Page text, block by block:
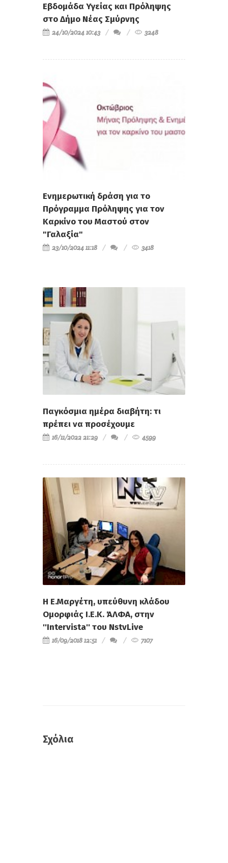
Εβδομάδα Υγείας και Πρόληψης
στο Δήμο Νέας Σμύρνης
24/10/2024 10:43 3248
Ενημερωτική δράση για το
Πρόγραμμα Πρόληψης για τον
Καρκίνο του Μαστού στον
"Γαλαξία"
23/10/2024 11:18 3418
Παγκόσμια ημέρα διαβήτη: τι
πρέπει να προσέχουμε
16/11/2022 21:29 4599
H Ε.Μαργέτη, υπεύθυνη κλάδου
Ομορφιάς Ι.Ε.Κ. ΆΛΦΑ, στην
''Intervista'' του ΝstvLive
16/09/2018 12:51 7107
Σχόλια